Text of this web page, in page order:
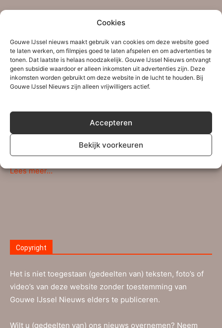
Cookies
Gouwe IJssel nieuws maakt gebruik van cookies om deze website goed
te laten werken, om filmpjes goed te laten afspelen en om advertenties te
tonen. Dat laatste is helaas noodzakelijk. Gouwe IJssel Nieuws ontvangt
geen subsidie waardoor er alleen inkomsten uit advertenties zijn. Deze
inkomsten worden gebruikt om deze website in de lucht te houden. Bij
Gouwe IJssel Nieuws zijn alleen vrijwilligers actief.
Accepteren
Bekijk voorkeuren
ervaren nieuwsmakers uit de regio Zuidplas-
Waddinxveen aangevuld met nieuwe vrijwilligers. Ze
worden bijgestaan door verschillende tipgevers. Gouwe
IJssel Nieuws brengt informatie die voor de inwoners uit
Zuidplas, Waddinxveen en de nabije regio interessant is.
mededelingen kunnen verstuurd worden naar ons
redactie-adresinfo@gouweijsselnieuws.nl. Ook voor
ingezonden brieven kan dit e-mailadres gebruikt worden.
Lees meer…
Copyright
Het is niet toegestaan (gedeelten van) teksten, foto’s of
video’s van deze website zonder toestemming van
Gouwe IJssel Nieuws elders te publiceren.
Wilt u (gedeelten van) ons nieuws overnemen? Neem